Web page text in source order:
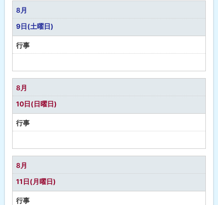
な
し
8月
9日(土曜日)
行事
定
な
し
8月
10日(日曜日)
行事
定
な
し
8月
11日(月曜日)
行事